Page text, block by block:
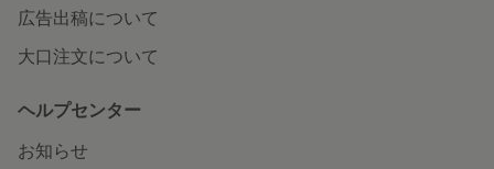
広告出稿について
大口注文について
ヘルプセンター
お知らせ